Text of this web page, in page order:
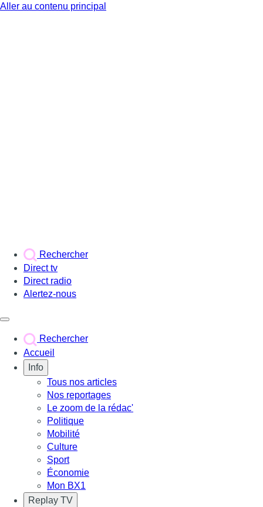
Aller au contenu principal
Rechercher
Direct tv
Direct radio
Alertez-nous
Rechercher
Accueil
Info
Tous nos articles
Nos reportages
Le zoom de la rédac'
Politique
Mobilité
Culture
Sport
Économie
Mon BX1
Replay TV